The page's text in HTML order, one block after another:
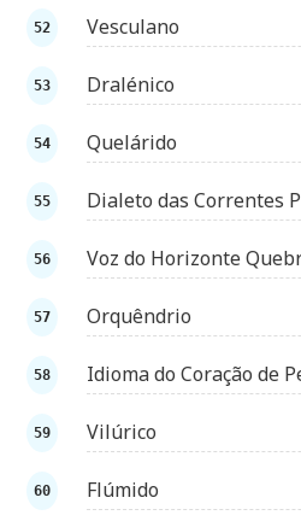
Vesculano
Dralénico
Quelárido
Dialeto das Correntes
Voz do Horizonte
Orquêndrio
Idioma do Coração de
Vilúrico
Flúmido